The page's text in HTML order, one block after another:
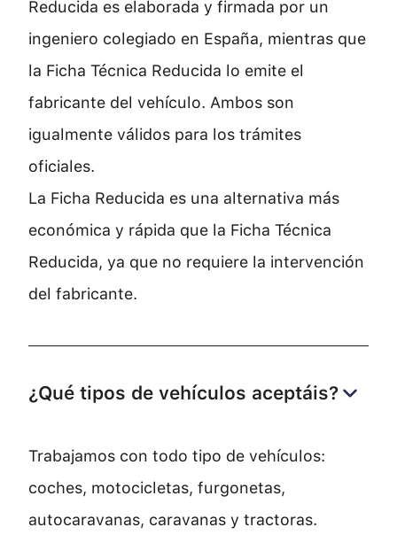
Reducida es elaborada y firmada por un
ingeniero colegiado en España, mientras que
la Ficha Técnica Reducida lo emite el
fabricante del vehículo. Ambos son
igualmente válidos para los trámites
oficiales.
La Ficha Reducida es una alternativa más
económica y rápida que la Ficha Técnica
Reducida, ya que no requiere la intervención
del fabricante.
¿Qué tipos de vehículos aceptáis?
Trabajamos con todo tipo de vehículos:
coches, motocicletas, furgonetas,
autocaravanas, caravanas y tractoras.